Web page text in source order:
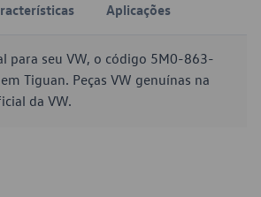
Aplicações
para seu VW, o código 5M0-863-
Tiguan. Peças VW genuínas na
da VW.